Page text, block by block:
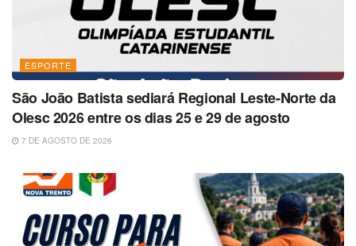
ESPORTE
São João Batista sediará Regional Leste-Norte da
Olesc 2026 entre os dias 25 e 29 de agosto
7 DE AGOSTO DE 2026